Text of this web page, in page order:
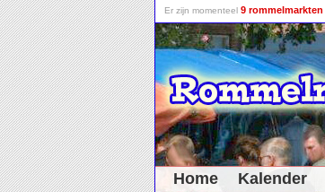
Er zijn momenteel 9 rommelmarkten
Home Kalender